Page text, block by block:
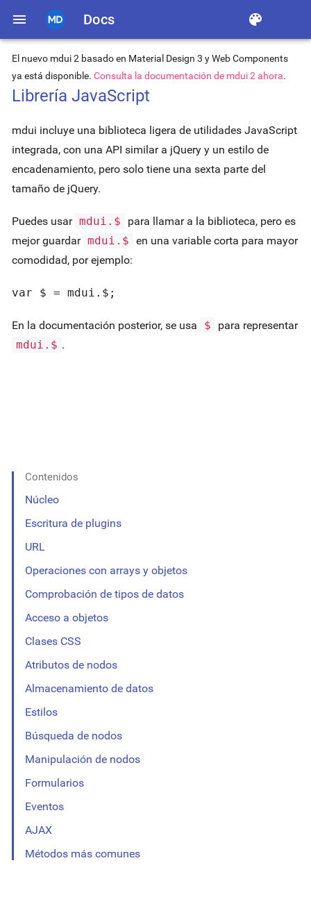
menu Docs color_lens
El nuevo mdui 2 basado en Material Design 3 y Web Components
ya está disponible. Consulta la documentación de mdui 2 ahora.
Librería JavaScript
mdui incluye una biblioteca ligera de utilidades JavaScript
integrada, con una API similar a jQuery y un estilo de
encadenamiento, pero solo tiene una sexta parte del
tamaño de jQuery.
Puedes usar mdui.$
para llamar a la biblioteca, pero es
mejor guardar mdui.$ en una variable corta para mayor
comodidad, por ejemplo:
var $ = mdui.$;
En la documentación posterior, se usa $
para representar
mdui.$ .
Contenidos
Núcleo
Escritura de plugins
URL
Operaciones con arrays y objetos
Comprobación de tipos de datos
Acceso a objetos
Clases CSS
Atributos de nodos
Almacenamiento de datos
Estilos
Búsqueda de nodos
Manipulación de nodos
Formularios
Eventos
AJAX
Métodos más comunes